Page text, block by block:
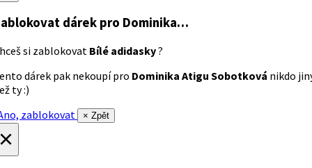
dárek pro Dominika…
si zablokovat Bílé adidasky?
dárek pak nekoupí pro Dominika Atigu Sobotková nikdo
ty :)
zablokovat
× Zpět